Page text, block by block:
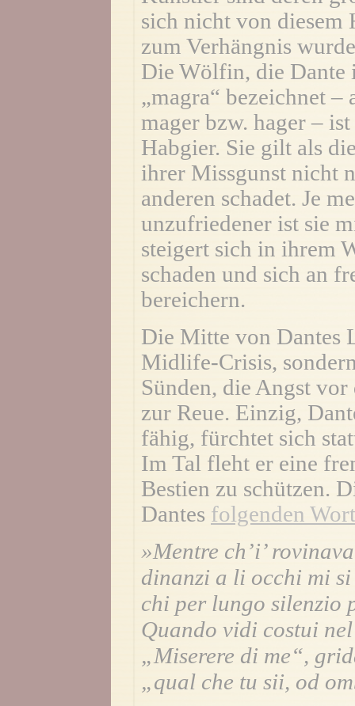
sich nicht von diesem
zum Verhängnis
Die Wölfin, die Dante
„magra“ bezeichnet –
mager bzw. hager –
Habgier. Sie gilt als
ihrer Missgunst nicht
anderen schadet. Je
unzufriedener ist sie
steigert sich in ihrem
schaden und sich an
bereichern.
Die Mitte von Dantes
Midlife-Crisis,
Sünden, die Angst
zur Reue. Einzig,
fähig, fürchtet sich
Im Tal fleht er eine
Bestien zu schützen.
Dantes folgenden
»Mentre ch’i’
dinanzi a li occhi mi
chi per lungo silenzio
Quando vidi costui
„Miserere di me“,
„qual che tu sii, od